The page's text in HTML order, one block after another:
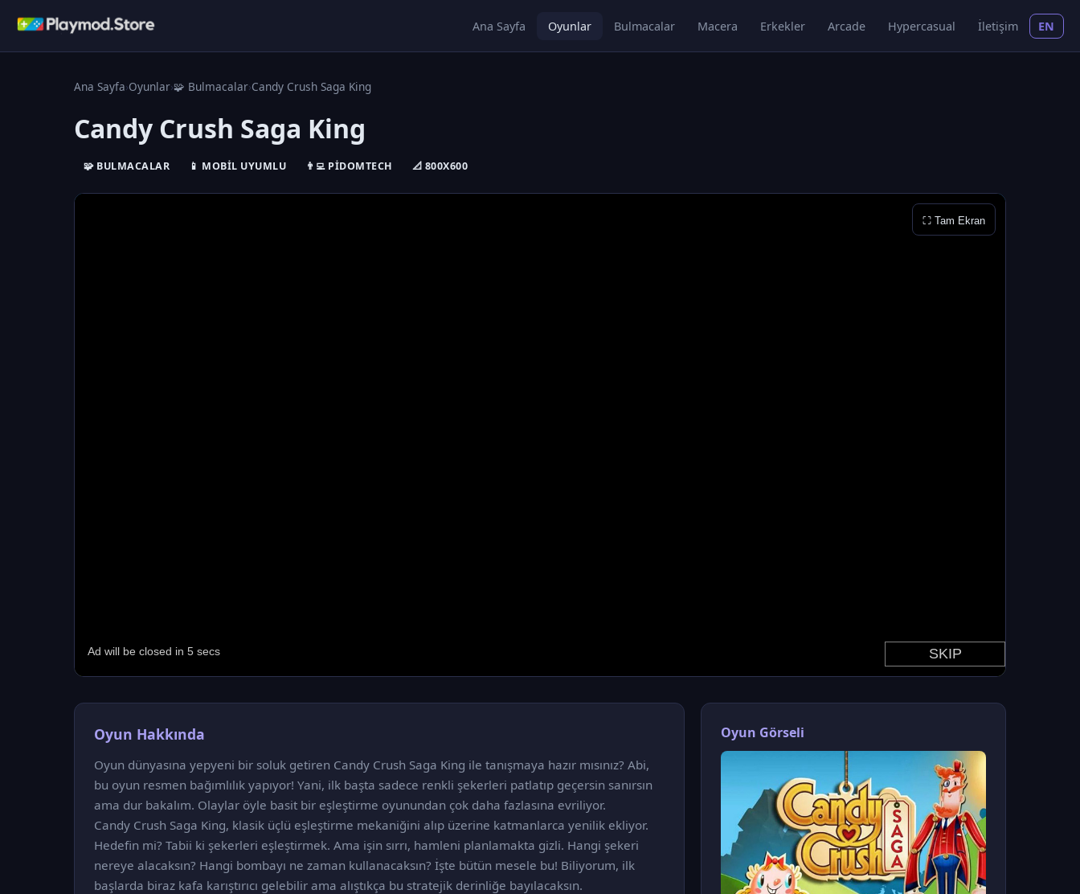
Ana Sayfa Oyunlar Bulmacalar Macera Erkekler Arcade Hypercasual İletişim EN
Ana Sayfa›Oyunlar›🧩 Bulmacalar›Candy Crush Saga King
Candy Crush Saga King
🧩 BULMACALAR 📱 MOBIL UYUMLU 👨‍💻 PIDOMTECH 📐 800X600
⛶ Tam Ekran
Oyun Hakkında
Oyun dünyasına yepyeni bir soluk getiren Candy Crush Saga King ile tanışmaya hazır mısınız? Abi,
bu oyun resmen bağımlılık yapıyor! Yani, ilk başta sadece renkli şekerleri patlatıp geçersin sanırsın
ama dur bakalım. Olaylar öyle basit bir eşleştirme oyunundan çok daha fazlasına evriliyor.
Candy Crush Saga King, klasik üçlü eşleştirme mekaniğini alıp üzerine katmanlarca yenilik ekliyor.
Hedefin mi? Tabii ki şekerleri eşleştirmek. Ama işin sırrı, hamleni planlamakta gizli. Hangi şekeri
nereye alacaksın? Hangi bombayı ne zaman kullanacaksın? İşte bütün mesele bu! Biliyorum, ilk
başlarda biraz kafa karıştırıcı gelebilir ama alıştıkça bu stratejik derinliğe bayılacaksın.
Oyun Görseli